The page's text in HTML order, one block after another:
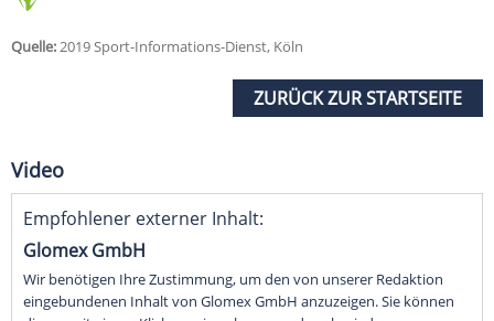
Quelle:2019 Sport-Informations-Dienst, Köln
ZURÜCK ZUR STARTSEITE
Video
Empfohlener externer Inhalt:
Glomex GmbH
Wir benötigen Ihre Zustimmung, um den von unserer Redaktion
eingebundenen Inhalt von Glomex GmbH anzuzeigen. Sie können